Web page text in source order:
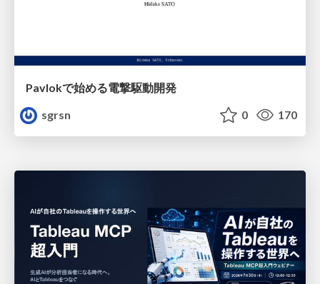
Pavlokで始める電撃駆動開発
sgrsn
0 170